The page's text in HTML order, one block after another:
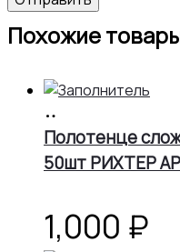
Похожие
корзину
Полотенце
50шт РИХТЕР
1,000 ₽